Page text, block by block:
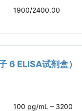
1900/2400.00
6 ELISA试剂盒）
100 pg/mL – 3200